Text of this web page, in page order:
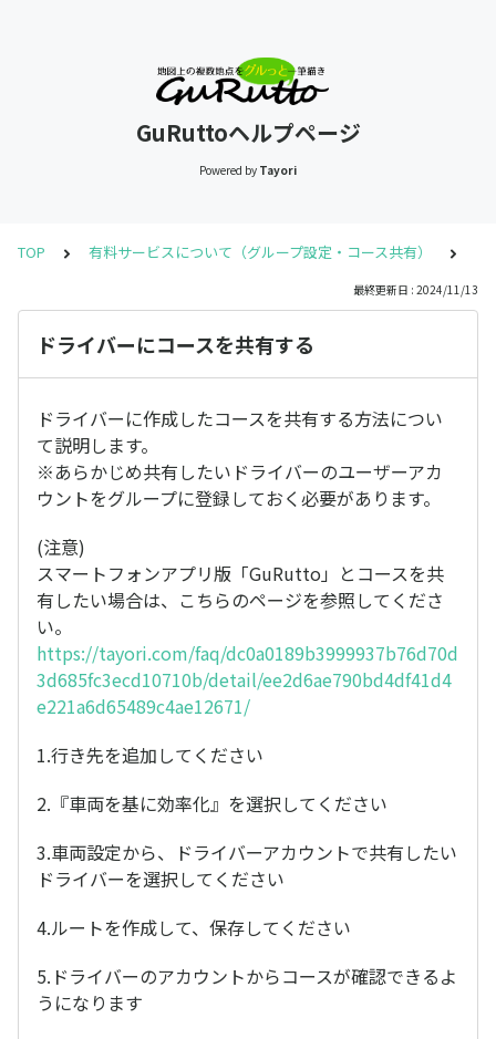
GuRuttoヘルプページ
Powered by Tayori
TOP 有料サービスについて（グループ設定・コース共有）
最終更新日 : 2024/11/13
ドライバーにコースを共有する
ドライバーに作成したコースを共有する方法につい
て説明します。
※あらかじめ共有したいドライバーのユーザーアカ
ウントをグループに登録しておく必要があります。
(注意)
スマートフォンアプリ版「GuRutto」とコースを共
有したい場合は、こちらのページを参照してくださ
い。
https://tayori.com/faq/dc0a0189b3999937b76d70d
3d685fc3ecd10710b/detail/ee2d6ae790bd4df41d4
e221a6d65489c4ae12671/
1.行き先を追加してください
2.『車両を基に効率化』を選択してください
3.車両設定から、ドライバーアカウントで共有したい
ドライバーを選択してください
4.ルートを作成して、保存してください
5.ドライバーのアカウントからコースが確認できるよ
うになります